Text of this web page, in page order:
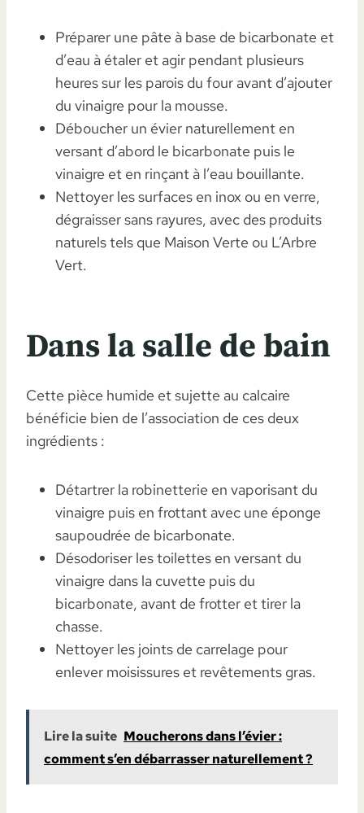
Préparer une pâte à base de bicarbonate et
d’eau à étaler et agir pendant plusieurs
heures sur les parois du four avant d’ajouter
du vinaigre pour la mousse.
Déboucher un évier naturellement en
versant d’abord le bicarbonate puis le
vinaigre et en rinçant à l’eau bouillante.
Nettoyer les surfaces en inox ou en verre,
dégraisser sans rayures, avec des produits
naturels tels que Maison Verte ou L’Arbre
Vert.
Dans la salle de bain
Cette pièce humide et sujette au calcaire
bénéficie bien de l’association de ces deux
ingrédients :
Détartrer la robinetterie en vaporisant du
vinaigre puis en frottant avec une éponge
saupoudrée de bicarbonate.
Désodoriser les toilettes en versant du
vinaigre dans la cuvette puis du
bicarbonate, avant de frotter et tirer la
chasse.
Nettoyer les joints de carrelage pour
enlever moisissures et revêtements gras.
Lire la suite Moucherons dans l’évier :
comment s’en débarrasser naturellement ?